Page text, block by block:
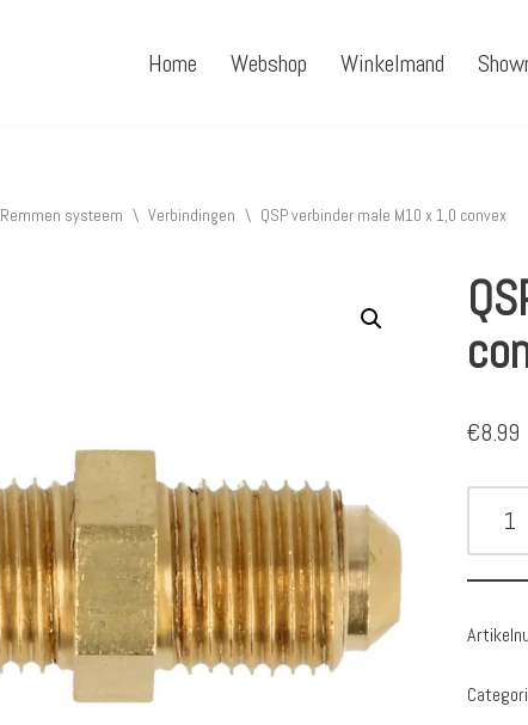
Home Webshop Winkelmand
Remmen systeem \ Verbindingen \ QSP verbinder male M10 x 1,0 convex
€8.99